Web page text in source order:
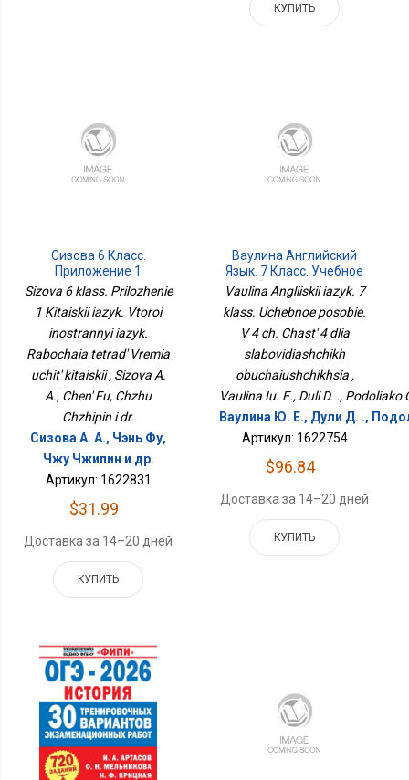
КУПИТЬ
Сизова 6 Класс.
Приложение 1
Китайский Язык. Второй
Рабочая Тетрадь Время
Учить Китайский
Sizova 6 klass. Prilozhenie
1 Kitaiskii iazyk. Vtoroi
inostrannyi iazyk.
Rabochaia tetrad' Vremia
uchit' kitaiskii , Sizova A.
A., Chen' Fu, Chzhu
Chzhipin i dr.
Сизова А. А., Чэнь Фу,
Чжу Чжипин и др.
Артикул: 1622831
$31.99
Доставка за 14–20 дней
КУПИТЬ
Ваулина Английский
Язык. 7 Класс. Учебное
Пособие. В 4 Ч. Часть 4
Для Слабовидящих
Обучающихся
Vaulina Angliiskii iazyk. 7
klass. Uchebnoe posobie.
V 4 ch. Chast' 4 dlia
slabovidiashchikh
obuchaiushchikhsia ,
Vaulina Iu. E., Duli D. ., Podoliako
Ваулина Ю. Е., Дули Д. .,
Артикул: 1622754
$96.84
Доставка за 14–20 дней
КУПИТЬ